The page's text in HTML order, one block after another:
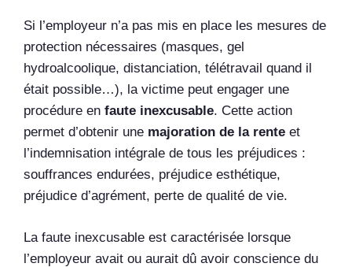
Si l’employeur n’a pas mis en place les mesures de
protection nécessaires (masques, gel
hydroalcoolique, distanciation, télétravail quand il
était possible…), la victime peut engager une
procédure en faute inexcusable. Cette action
permet d’obtenir une majoration de la rente et
l’indemnisation intégrale de tous les préjudices :
souffrances endurées, préjudice esthétique,
préjudice d’agrément, perte de qualité de vie.
La faute inexcusable est caractérisée lorsque
l’employeur avait ou aurait dû avoir conscience du